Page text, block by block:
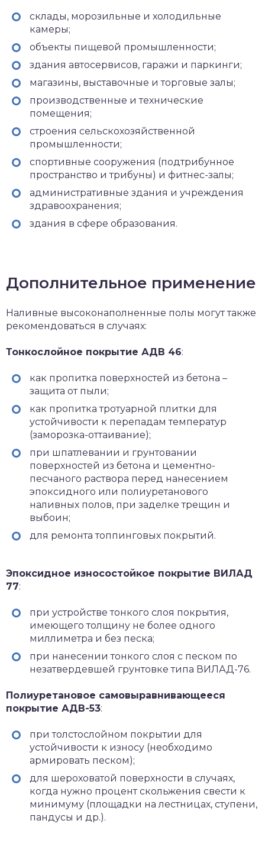
склады, морозильные и холодильные
камеры;
объекты пищевой промышленности;
здания автосервисов, гаражи и паркинги;
магазины, выставочные и торговые залы;
производственные и технические
помещения;
строения сельскохозяйственной
промышленности;
спортивные сооружения (подтрибунное
пространство и трибуны) и фитнес-залы;
административные здания и учреждения
здравоохранения;
здания в сфере образования.
Дополнительное применение
Наливные высоконаполненные полы могут также
рекомендоваться в случаях:
Тонкослойное покрытие АДВ 46:
как пропитка поверхностей из бетона –
защита от пыли;
как пропитка тротуарной плитки для
устойчивости к перепадам температур
(заморозка-оттаивание);
при шпатлевании и грунтовании
поверхностей из бетона и цементно-
песчаного раствора перед нанесением
эпоксидного или полиуретанового
наливных полов, при заделке трещин и
выбоин;
для ремонта топпинговых покрытий.
Эпоксидное износостойкое покрытие ВИЛАД
77:
при устройстве тонкого слоя покрытия,
имеющего толщину не более одного
миллиметра и без песка;
при нанесении тонкого слоя с песком по
незатвердевшей грунтовке типа ВИЛАД-76.
Полиуретановое самовыравнивающееся
покрытие АДВ-53:
при толстослойном покрытии для
устойчивости к износу (необходимо
армировать песком);
для шероховатой поверхности в случаях,
когда нужно процент скольжения свести к
минимуму (площадки на лестницах, ступени,
пандусы и др.).